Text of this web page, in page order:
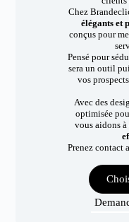
Chez
élégants et
conçus pour
Pensé pour
sera un outil
vos
Avec des
optimisée
vous aidons à
Prenez contact